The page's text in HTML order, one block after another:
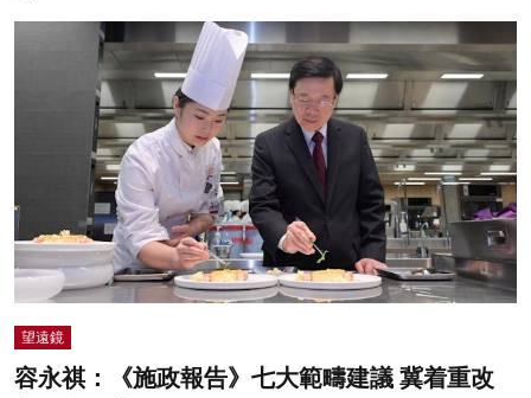
望遠鏡
容永祺：《施政報告》七大範疇建議 冀着重改